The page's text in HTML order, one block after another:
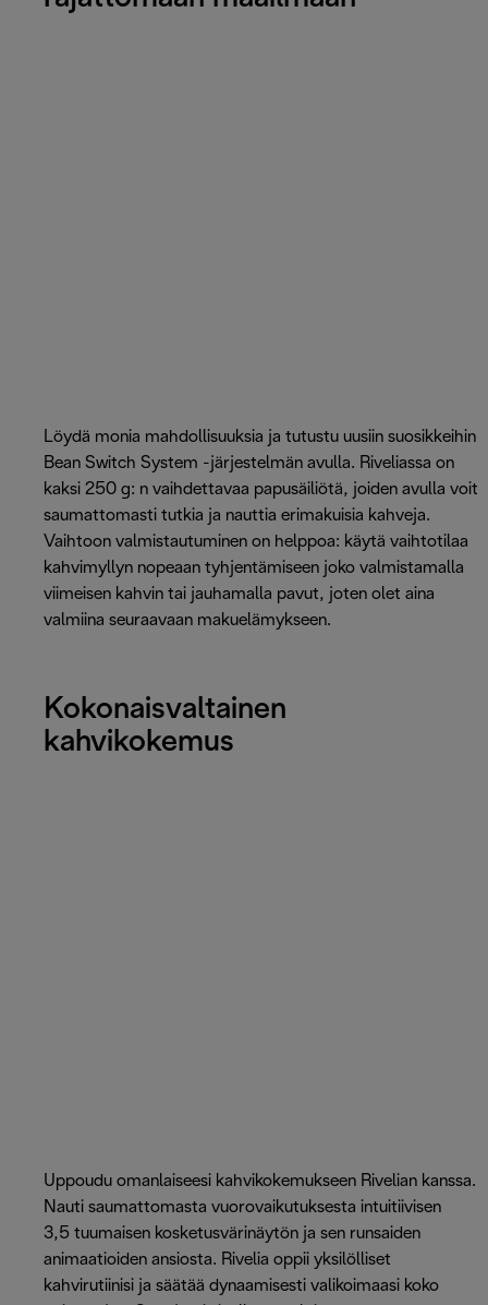
Löydä monia mahdollisuuksia ja tutustu uusiin suosikkeihin
Bean Switch System -järjestelmän avulla. Riveliassa on
kaksi 250 g: n vaihdettavaa papusäiliötä, joiden avulla voit
saumattomasti tutkia ja nauttia erimakuisia kahveja.
Vaihtoon valmistautuminen on helppoa: käytä vaihtotilaa
kahvimyllyn nopeaan tyhjentämiseen joko valmistamalla
viimeisen kahvin tai jauhamalla pavut, joten olet aina
valmiina seuraavaan makuelämykseen.
Kokonaisvaltainen
kahvikokemus
Uppoudu omanlaiseesi kahvikokemukseen Rivelian kanssa.
Nauti saumattomasta vuorovaikutuksesta intuitiivisen
3,5 tuumaisen kosketusvärinäytön ja sen runsaiden
animaatioiden ansiosta. Rivelia oppii yksilölliset
kahvirutiinisi ja säätää dynaamisesti valikoimaasi koko